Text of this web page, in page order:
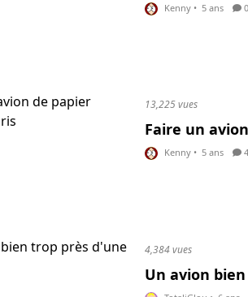
Kenny • 5 ans
13,225 vues
Faire un
Kenny • 5 ans
4,384 vues
Un avion